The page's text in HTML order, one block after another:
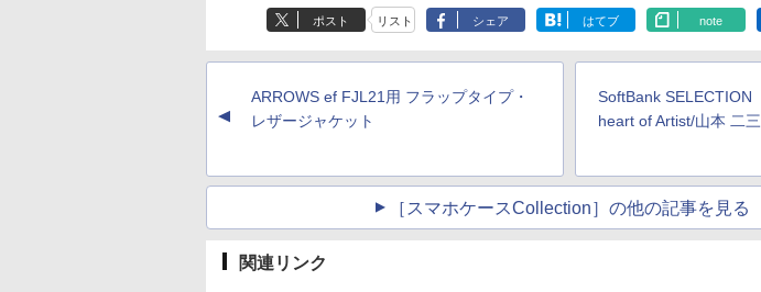
ポスト リスト シェア はてブ note
▲
ARROWS ef FJL21用 フラップタイプ・
レザージャケット
SoftBank SELECTION
heart of Artist/山本 二三
［スマホケースCollection］の他の記事を見る
関連リンク